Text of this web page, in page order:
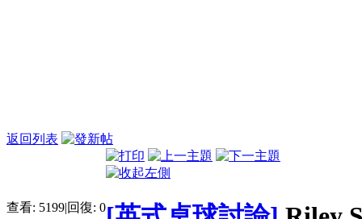
返回列表
查看: 5199|回復: 0